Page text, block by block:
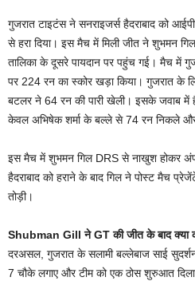
गुजरात टाइटंस ने सनराइजर्स हैदराबाद को
से हरा दिया। इस मैच में मिली जीत ने शुभमन
तालिका के दूसरे पायदान पर पहुंच गई। मैच में
पर 224 रन का स्कोर खड़ा किया। गुजरात के
बटलर ने 64 रन की पारी खेली। इसके जवाब में
केवल अभिषेक शर्मा के बल्ले से 74 रन निकले
इस मैच में शुभमन गिल DRS से नाखुश होकर
हैदराबाद को हराने के बाद गिल ने पोस्ट मैच
तोड़ी।
Shubman Gill ने GT की जीत के बाद क्या
दरअसल, गुजरात के सलामी बल्लेबाज साई
7 चौके लगाए और टीम को एक ठोस शुरुआत